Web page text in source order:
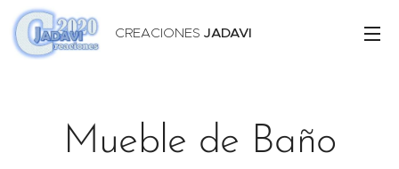
CREACIONES JADAVI
Mueble de Baño